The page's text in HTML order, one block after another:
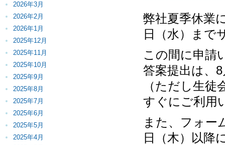
2026年3月
2026年2月
2026年1月
2025年12月
2025年11月
2025年10月
2025年9月
2025年8月
2025年7月
2025年6月
2025年5月
2025年4月
弊社夏季休業
日（水）まで
この間に申請
答案提出は、
（ただし生
すぐにご利用
また、フォー
日（木）以降